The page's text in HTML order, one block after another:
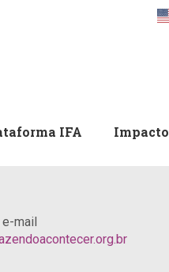
IFA Impacto
e-mail